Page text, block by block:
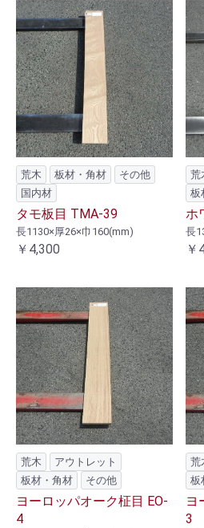
荒木 板材・角材
その他
国内材
タモ板目 TMA-39
長1130×厚26×巾160(mm)
￥4,300
荒
板
ホ
長
￥
荒木
アウトレット
板材・角材
その他
ヨーロッパオーク柾目 EO-
4
荒
板
ヨ
3